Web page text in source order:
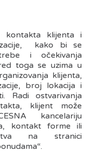
kontakta klijenta i
kako bi se
i očekivanja
toga se uzima u
klijenta,
broj lokacija i
Radi ostvarivanja
klijent može
kancelariju
kontakt forme ili
na stranici